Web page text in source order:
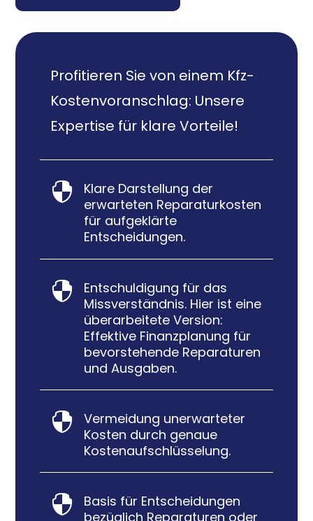
Profitieren Sie von einem Kfz-
Kostenvoranschlag: Unsere
Expertise für klare Vorteile!

Klare Darstellung der
erwarteten Reparaturkosten
für aufgeklärte
Entscheidungen.

Entschuldigung für das
Missverständnis. Hier ist eine
überarbeitete Version:
Effektive Finanzplanung für
bevorstehende Reparaturen
und Ausgaben.

Vermeidung unerwarteter
Kosten durch genaue
Kostenaufschlüsselung.

Basis für Entscheidungen
bezüglich Reparaturen oder